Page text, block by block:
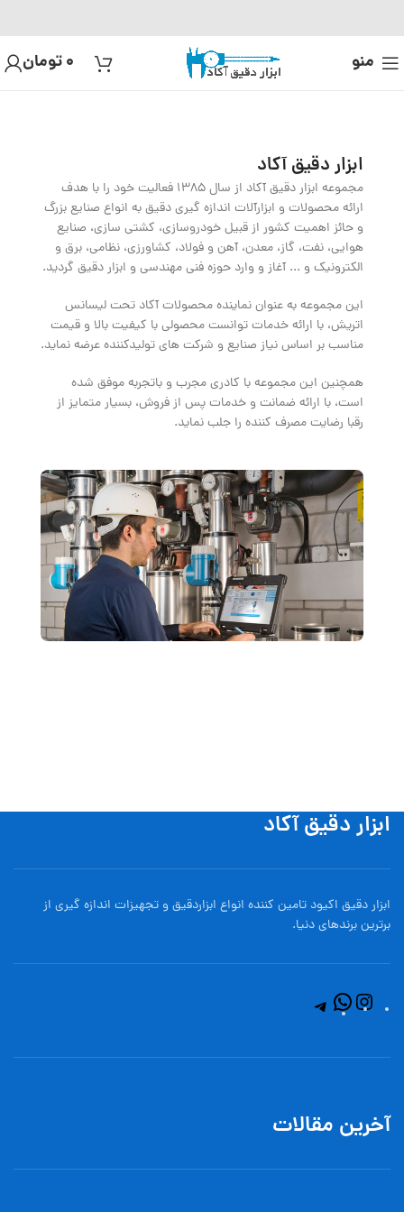
منو 0تومان
ابزار دقیق آکاد
مجموعه ابزار دقیق آکاد از سال 1385 فعالیت خود را با هدف
ارائه محصولات و ابزارآلات اندازه گیری دقیق به انواع صنایع بزرگ
و حائز اهمیت کشور از قبیل خودروسازی، کشتی سازی، صنایع
هوایی، نفت، گاز، معدن، آهن و فولاد، کشاورزی، نظامی، برق و
الکترونیک و ... آغاز و وارد حوزه فنی مهندسی و ابزار دقیق گردید.
این مجموعه به عنوان نماینده محصولات آکاد تحت لیسانس
اتریش، با ارائه خدمات توانست محصولی با کیفیت بالا و قیمت
مناسب بر اساس نیاز صنایع و شرکت های تولیدکننده عرضه نماید.
همچنین این مجموعه با کادری مجرب و باتجربه موفق شده
است، با ارائه ضمانت و خدمات پس از فروش، بسیار متمایز از
رقبا رضایت مصرف کننده را جلب نماید.
ابزار دقیق آکاد
ابزار دقیق اکیود تامین کننده انواع ابزاردقيق و تجهيزات اندازه گیری از
برترین برندهای دنیا.
آخرین مقالات